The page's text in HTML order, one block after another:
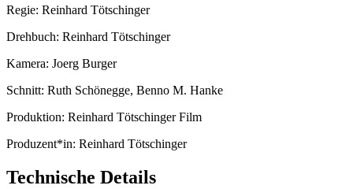
Regie: Reinhard Tötschinger
Drehbuch: Reinhard Tötschinger
Kamera: Joerg Burger
Schnitt: Ruth Schönegge, Benno M. Hanke
Produktion: Reinhard Tötschinger Film
Produzent*in: Reinhard Tötschinger
Technische Details